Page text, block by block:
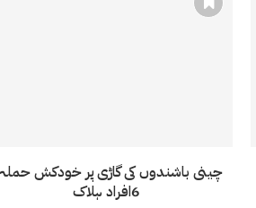
چینی باشندوں کی گاڑی پر خودکش
6افراد ہلاک